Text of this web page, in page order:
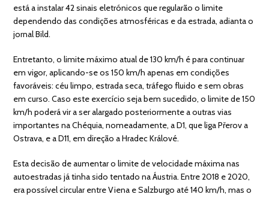
está a instalar 42 sinais eletrónicos que regularão o limite
dependendo das condições atmosféricas e da estrada, adianta o
jornal Bild.
Entretanto, o limite máximo atual de 130 km/h é para continuar
em vigor, aplicando-se os 150 km/h apenas em condições
favoráveis: céu limpo, estrada seca, tráfego fluido e sem obras
em curso. Caso este exercício seja bem sucedido, o limite de 150
km/h poderá vir a ser alargado posteriormente a outras vias
importantes na Chéquia, nomeadamente, a D1, que liga Přerov a
Ostrava, e a D11, em direção a Hradec Králové.
Esta decisão de aumentar o limite de velocidade máxima nas
autoestradas já tinha sido tentado na Áustria. Entre 2018 e 2020,
era possível circular entre Viena e Salzburgo até 140 km/h, mas o